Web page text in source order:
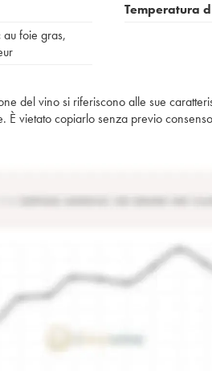
au foie gras,
Temperatura
del vino si riferiscono alle sue
È vietato copiarlo senza previo